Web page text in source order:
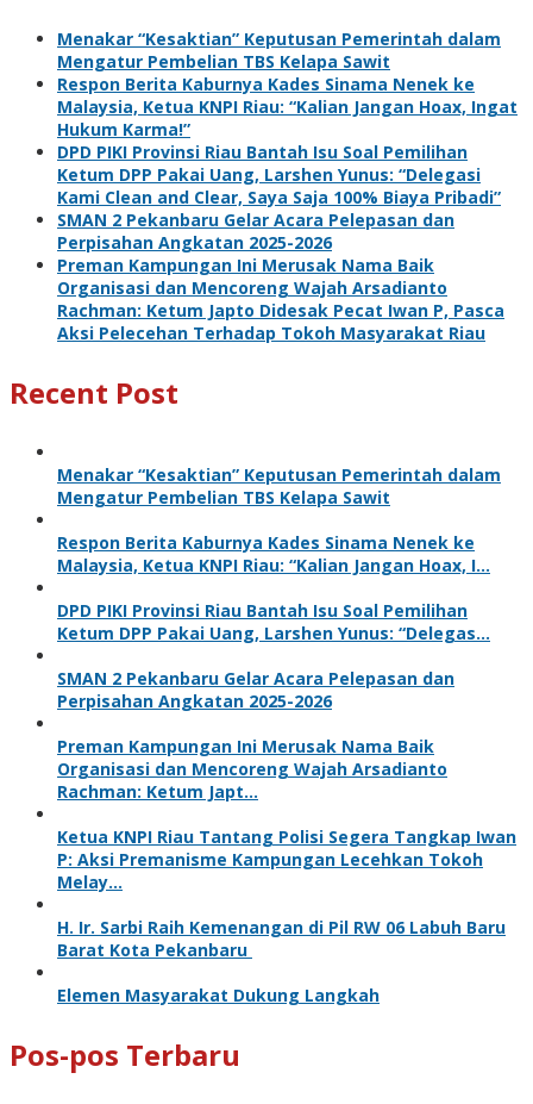
Menakar “Kesaktian” Keputusan Pemerintah dalam
Mengatur Pembelian TBS Kelapa Sawit
Respon Berita Kaburnya Kades Sinama Nenek ke
Malaysia, Ketua KNPI Riau: “Kalian Jangan Hoax, Ingat
Hukum Karma!”
DPD PIKI Provinsi Riau Bantah Isu Soal Pemilihan
Ketum DPP Pakai Uang, Larshen Yunus: “Delegasi
Kami Clean and Clear, Saya Saja 100% Biaya Pribadi”
SMAN 2 Pekanbaru Gelar Acara Pelepasan dan
Perpisahan Angkatan 2025-2026
Preman Kampungan Ini Merusak Nama Baik
Organisasi dan Mencoreng Wajah Arsadianto
Rachman: Ketum Japto Didesak Pecat Iwan P, Pasca
Aksi Pelecehan Terhadap Tokoh Masyarakat Riau
Recent Post
Menakar “Kesaktian” Keputusan Pemerintah dalam
Mengatur Pembelian TBS Kelapa Sawit
Respon Berita Kaburnya Kades Sinama Nenek ke
Malaysia, Ketua KNPI Riau: “Kalian Jangan Hoax, I…
DPD PIKI Provinsi Riau Bantah Isu Soal Pemilihan
Ketum DPP Pakai Uang, Larshen Yunus: “Delegas…
SMAN 2 Pekanbaru Gelar Acara Pelepasan dan
Perpisahan Angkatan 2025-2026
Preman Kampungan Ini Merusak Nama Baik
Organisasi dan Mencoreng Wajah Arsadianto
Rachman: Ketum Japt…
Ketua KNPI Riau Tantang Polisi Segera Tangkap Iwan
P: Aksi Premanisme Kampungan Lecehkan Tokoh
Melay…
H. Ir. Sarbi Raih Kemenangan di Pil RW 06 Labuh Baru
Barat Kota Pekanbaru
Elemen Masyarakat Dukung Langkah
Pos-pos Terbaru